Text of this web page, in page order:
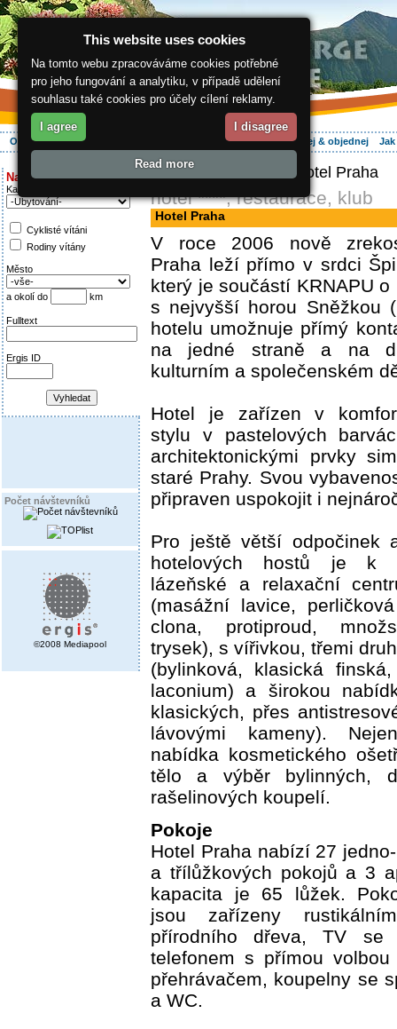
O regionu Aktivně Ubytování Hledej & objednej
Najděte si:
Kategorie
Cyklisté vítáni
Rodiny vítány
Město
a okolí do km
Fulltext
Ergis ID
Počet návštevníků
©2008 Mediapool
ergis.cz > Hotel Praha
hotel ****, restaurace, klub
Hotel Praha
V roce 2006 nově
Praha leží přímo v srdci
který je součástí KRNAPU
s nejvyšší horou Sněžkou
hotelu umožnuje přímý
na jedné straně a na
kulturním a společenském
Hotel je zařízen v
stylu v pastelových
architektonickými prvky
staré Prahy. Svou
připraven uspokojit i
Pro ještě větší odpočinek
hotelových hostů je k
lázeňské a relaxační
(masážní lavice,
clona, protiproud,
trysek), s vířivkou, třemi
(bylinková, klasická
laconium) a širokou
klasických, přes
lávovými kameny).
nabídka kosmetického
tělo a výběr bylinných,
rašelinových koupelí.
Pokoje
Hotel Praha nabízí 27
a třílůžkových pokojů a 3
kapacita je 65 lůžek.
jsou zařízeny
přírodního dřeva, TV se
telefonem s přímou
přehrávačem, koupelny se
a WC.
This website uses cookies
Na tomto webu zpracováváme cookies potřebné
pro jeho fungování a analytiku, v případě udělení
souhlasu také cookies pro účely cílení reklamy.
I agree I disagree
Read more